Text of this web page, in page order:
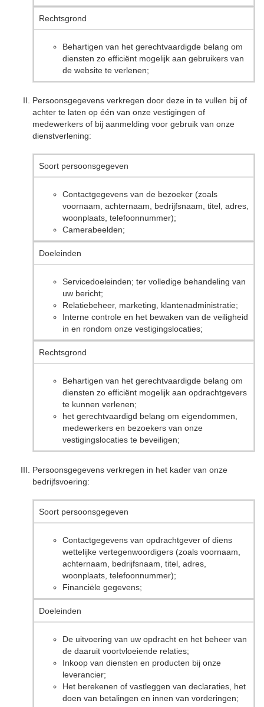
Rechtsgrond
Behartigen van het gerechtvaardigde belang om
diensten zo efficiënt mogelijk aan gebruikers van
de website te verlenen;
Persoonsgegevens verkregen door deze in te vullen bij of
achter te laten op één van onze vestigingen of
medewerkers of bij aanmelding voor gebruik van onze
dienstverlening:
Soort persoonsgegeven
Contactgegevens van de bezoeker (zoals
voornaam, achternaam, bedrijfsnaam, titel, adres,
woonplaats, telefoonnummer);
Camerabeelden;
Doeleinden
Servicedoeleinden; ter volledige behandeling van
uw bericht;
Relatiebeheer, marketing, klantenadministratie;
Interne controle en het bewaken van de veiligheid
in en rondom onze vestigingslocaties;
Rechtsgrond
Behartigen van het gerechtvaardigde belang om
diensten zo efficiënt mogelijk aan opdrachtgevers
te kunnen verlenen;
het gerechtvaardigd belang om eigendommen,
medewerkers en bezoekers van onze
vestigingslocaties te beveiligen;
Persoonsgegevens verkregen in het kader van onze
bedrijfsvoering:
Soort persoonsgegeven
Contactgegevens van opdrachtgever of diens
wettelijke vertegenwoordigers (zoals voornaam,
achternaam, bedrijfsnaam, titel, adres,
woonplaats, telefoonnummer);
Financiële gegevens;
Doeleinden
De uitvoering van uw opdracht en het beheer van
de daaruit voortvloeiende relaties;
Inkoop van diensten en producten bij onze
leverancier;
Het berekenen of vastleggen van declaraties, het
doen van betalingen en innen van vorderingen;